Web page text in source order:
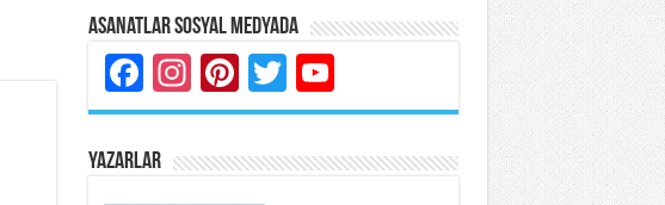
Asanatlar Sosyal Medyada
Facebook
Instagram
Pinterest
Twitter
YAZARLAR